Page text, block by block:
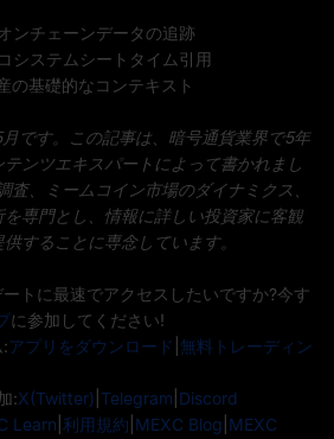
ンチェーンデータの追跡
システムシートタイム引用
の基礎的なコンテキスト
です。この記事は、暗号通貨業界で5年
ンツエキスパートによって書かれまし
査、ミームコイン市場のダイナミクス、
専門とし、情報に詳しい投資家に客観
することに専念しています。
トに最速でアクセスしたいですか?今す
に参加してください!
アプリをダウンロード 無料トレーディン
:X(Twitter) Telegram Discord
Learn 利用規約 MEXC Blog MEXC